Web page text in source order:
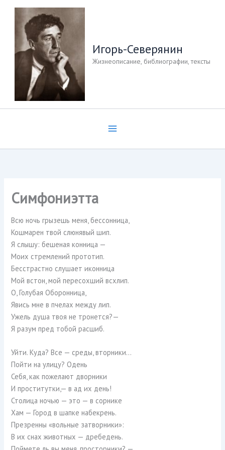
Перейти
содержимому
Игорь-Северянин
Жизнеописание, библиографии, тексты
Симфониэтта
Всю ночь грызешь меня, бессонница,
Кошмарен твой слюнявый шип.
Я слышу: бешеная конница —
Моих стремлений прототип.
Бесстрастно слушает иконница
Мой встон, мой пересохший всхлип.
О, Голубая Оборонница,
Явись мне в пчелах между лип.
Ужель душа твоя не тронется?—
Я разум пред тобой расшиб.
Уйти. Куда? Все — среды, вторники…
Пойти на улицу? Одень
Себя, как пожелают дворники
И проститутки,— в ад их день!
Столица ночью — это — в сорнике
Хам — Город в шапке набекрень.
Презренны «вольные затворники»:
В их снах животных — дребедень.